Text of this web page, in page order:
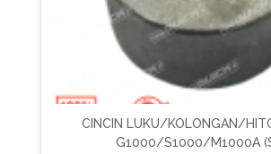
CINCIN LUKU/KOLONGAN/
G1000/S1000/M1000A